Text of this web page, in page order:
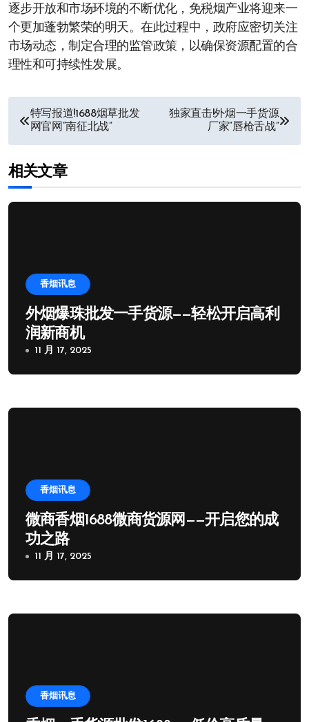
逐步开放和市场环境的不断优化，免税烟产业将迎来一
个更加蓬勃繁荣的明天。在此过程中，政府应密切关注
市场动态，制定合理的监管政策，以确保资源配置的合
理性和可持续性发展。
文
章
导
航
特写报道!1688烟草批发
网官网“南征北战”
独家直击!外烟一手货源
厂家“唇枪舌战”
相关文章
香烟讯息
外烟爆珠批发一手货源——轻松开启高利
润新商机
11 月 17, 2025
香烟讯息
微商香烟1688微商货源网——开启您的成
功之路
11 月 17, 2025
香烟讯息